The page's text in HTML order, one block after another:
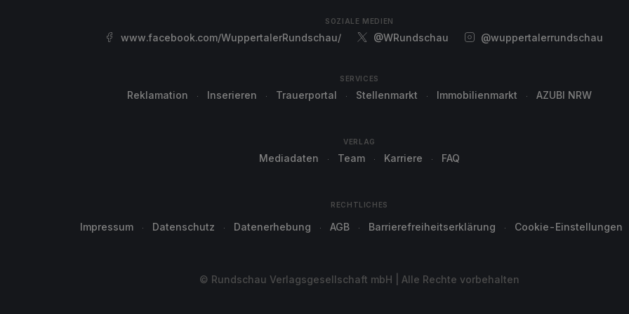
SOZIALE MEDIEN
www.facebook.com/WuppertalerRundschau/ @WRundschau @wuppertalerrundschau
SERVICES
Reklamation Inserieren Trauerportal Stellenmarkt Immobilienmarkt AZUBI NRW
VERLAG
Mediadaten Team Karriere FAQ
RECHTLICHES
Impressum Datenschutz Datenerhebung AGB Barrierefreiheitserklärung Cookie-Einstellungen
© Rundschau Verlagsgesellschaft mbH | Alle Rechte vorbehalten